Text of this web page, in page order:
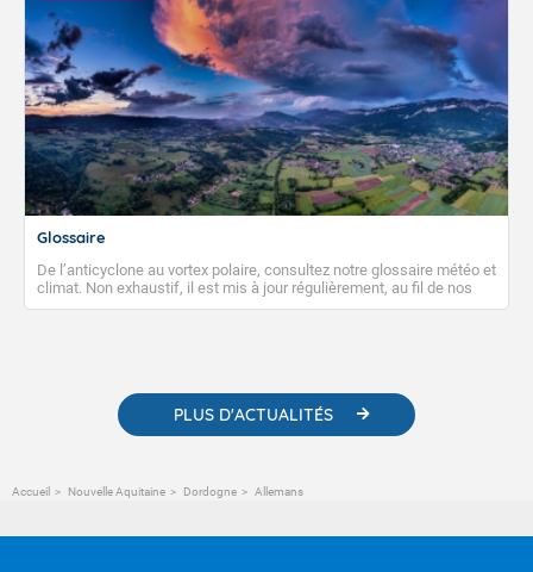
Glossaire
De l’anticyclone au vortex polaire, consultez notre glossaire météo et
climat. Non exhaustif, il est mis à jour régulièrement, au fil de nos
publications. Vous y trouverez également des liens utiles vers nos
PLUS D'ACTUALITÉS
Accueil Nouvelle Aquitaine Dordogne Allemans